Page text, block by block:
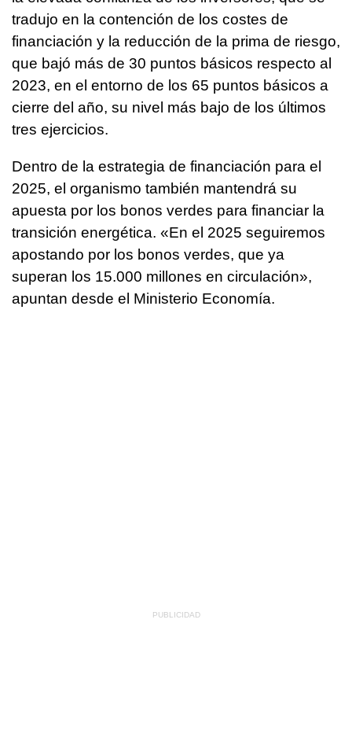
tradujo en la contención de los costes de
financiación y la reducción de la prima de riesgo,
que bajó más de 30 puntos básicos respecto al
2023, en el entorno de los 65 puntos básicos a
cierre del año, su nivel más bajo de los últimos
tres ejercicios.
Dentro de la estrategia de financiación para el
2025, el organismo también mantendrá su
apuesta por los bonos verdes para financiar la
transición energética. «En el 2025 seguiremos
apostando por los bonos verdes, que ya
superan los 15.000 millones en circulación»,
apuntan desde el Ministerio Economía.